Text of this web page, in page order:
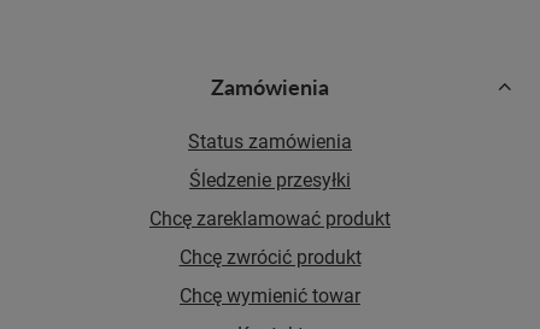
Zamówienia
Status zamówienia
Śledzenie przesyłki
Chcę zareklamować produkt
Chcę zwrócić produkt
Chcę wymienić towar